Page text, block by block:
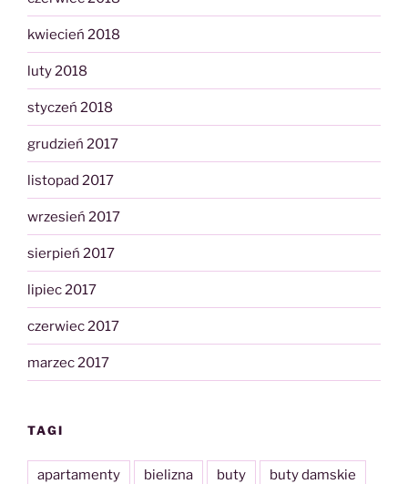
kwiecień 2018
luty 2018
styczeń 2018
grudzień 2017
listopad 2017
wrzesień 2017
sierpień 2017
lipiec 2017
czerwiec 2017
marzec 2017
TAGI
apartamenty bielizna buty buty damskie